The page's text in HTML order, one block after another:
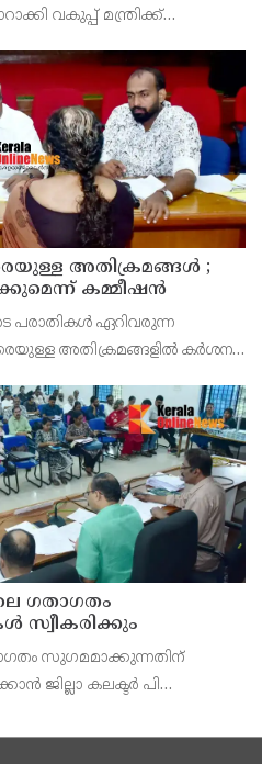
വകുപ്പ് മന്ത്രിക്ക്
വരുന്ന സ്ഥലമുണ്ട്
അതിക്രമങ്ങൾ ;
കമ്മീഷൻ
ഏറിവരുന്ന
അതിക്രമങ്ങളിൽ കർശന
ഗതാഗതം
സ്വീകരിക്കും
സുഗമമാക്കുന്നതിന്
ജില്ലാ കലക്ടര്‍ പി